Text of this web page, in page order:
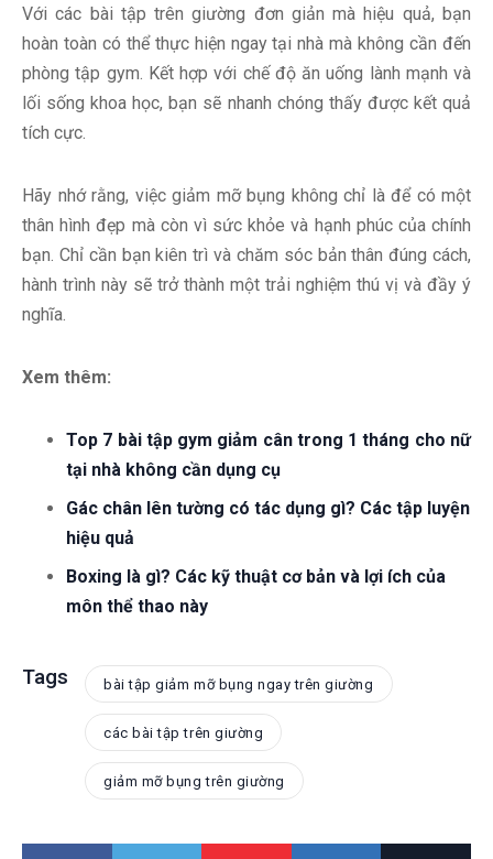
Với các bài tập trên giường đơn giản mà hiệu quả, bạn
hoàn toàn có thể thực hiện ngay tại nhà mà không cần đến
phòng tập gym. Kết hợp với chế độ ăn uống lành mạnh và
lối sống khoa học, bạn sẽ nhanh chóng thấy được kết quả
tích cực.
Hãy nhớ rằng, việc giảm mỡ bụng không chỉ là để có một
thân hình đẹp mà còn vì sức khỏe và hạnh phúc của chính
bạn. Chỉ cần bạn kiên trì và chăm sóc bản thân đúng cách,
hành trình này sẽ trở thành một trải nghiệm thú vị và đầy ý
nghĩa.
Xem thêm:
Top 7 bài tập gym giảm cân trong 1 tháng cho nữ
tại nhà không cần dụng cụ
Gác chân lên tường có tác dụng gì? Các tập luyện
hiệu quả
Boxing là gì? Các kỹ thuật cơ bản và lợi ích của
môn thể thao này
Tags bài tập giảm mỡ bụng ngay trên giường
các bài tập trên giường
giảm mỡ bụng trên giường